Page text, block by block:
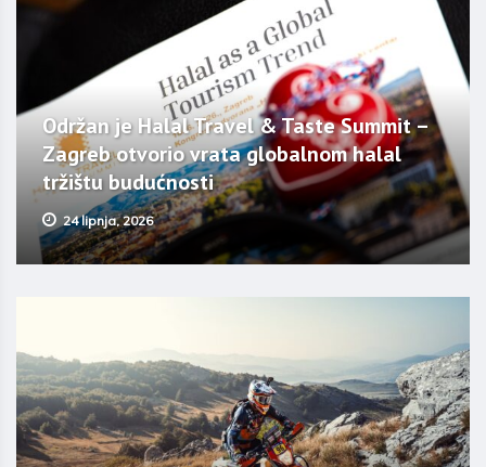
Održan je Halal Travel & Taste Summit –
Zagreb otvorio vrata globalnom halal
tržištu budućnosti
24 lipnja, 2026